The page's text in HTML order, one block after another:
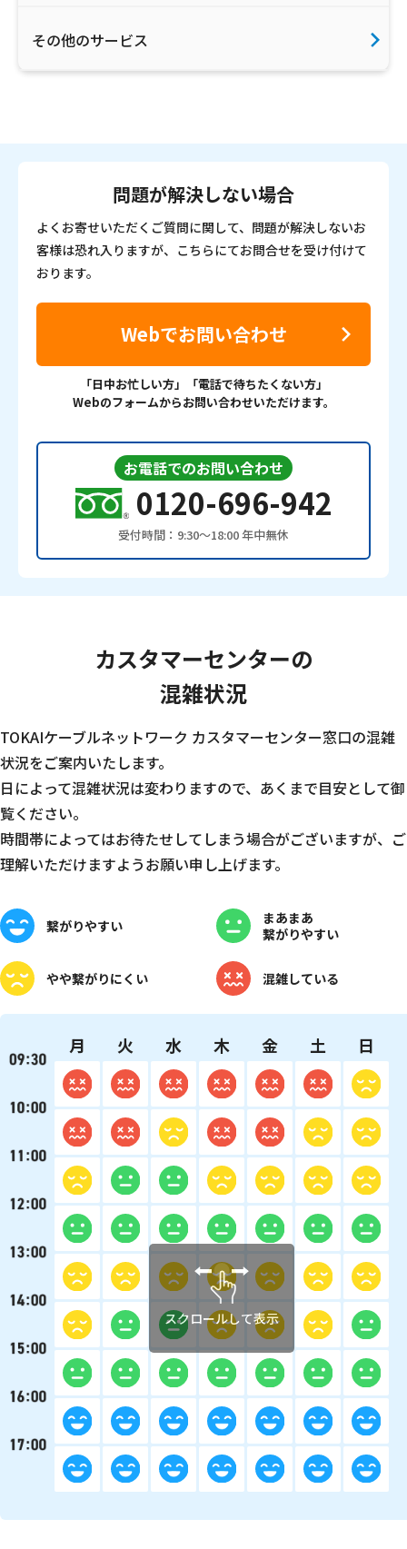
その他のサービス
問題が解決しない場合
よくお寄せいただくご質問に関して、問題が解決しないお
客様は恐れ入りますが、こちらにてお問合せを受け付けて
おります。
Webでお問い合わせ
「日中お忙しい方」「電話で待ちたくない方」
Webのフォームからお問い合わせいただけます。
お電話でのお問い合わせ
0120-696-942
受付時間：9:30〜18:00 年中無休
カスタマーセンターの
混雑状況
TOKAIケーブルネットワーク カスタマーセンター窓口の混雑
状況をご案内いたします。
日によって混雑状況は変わりますので、あくまで目安として御
覧ください。
時間帯によってはお待たせしてしまう場合がございますが、ご
理解いただけますようお願い申し上げます。
繋がりやすい
まあまあ
繋がりやすい
やや繋がりにくい 混雑している
月 火 水 木 金 土 日
スクロールして表示